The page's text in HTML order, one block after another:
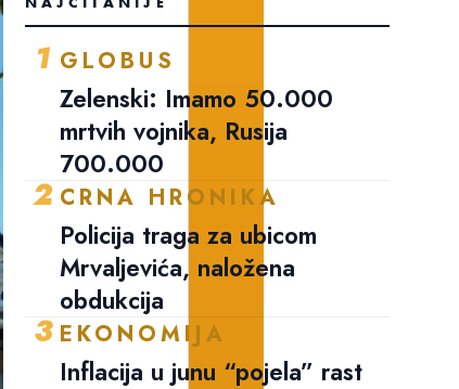
1 GLOBUS
Zelenski: Imamo 50.000
mrtvih vojnika, Rusija
700.000
2 CRNA HRONIKA
Policija traga za ubicom
Mrvaljevića, naložena
obdukcija
3 EKONOMIJA
Inflacija u junu “pojela” rast